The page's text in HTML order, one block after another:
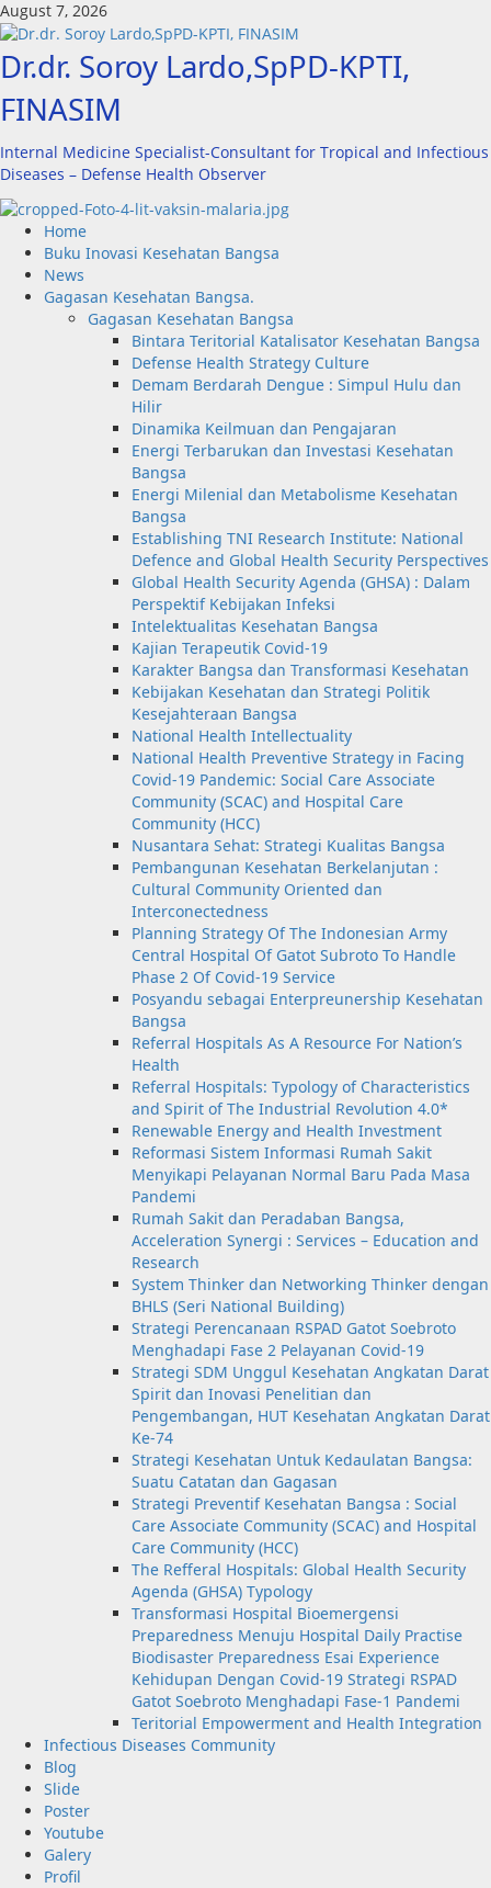
Skip
to
content
August 7, 2026
Dr.dr. Soroy Lardo,SpPD-KPTI,
FINASIM
Internal Medicine Specialist-Consultant for Tropical and Infectious
Diseases – Defense Health Observer
Primary
Menu
Home
Buku Inovasi Kesehatan Bangsa
News
Gagasan Kesehatan Bangsa.
Gagasan Kesehatan Bangsa
Bintara Teritorial Katalisator Kesehatan Bangsa
Defense Health Strategy Culture
Demam Berdarah Dengue : Simpul Hulu dan
Hilir
Dinamika Keilmuan dan Pengajaran
Energi Terbarukan dan Investasi Kesehatan
Bangsa
Energi Milenial dan Metabolisme Kesehatan
Bangsa
Establishing TNI Research Institute: National
Defence and Global Health Security Perspectives
Global Health Security Agenda (GHSA) : Dalam
Perspektif Kebijakan Infeksi
Intelektualitas Kesehatan Bangsa
Kajian Terapeutik Covid-19
Karakter Bangsa dan Transformasi Kesehatan
Kebijakan Kesehatan dan Strategi Politik
Kesejahteraan Bangsa
National Health Intellectuality
National Health Preventive Strategy in Facing
Covid-19 Pandemic: Social Care Associate
Community (SCAC) and Hospital Care
Community (HCC)
Nusantara Sehat: Strategi Kualitas Bangsa
Pembangunan Kesehatan Berkelanjutan :
Cultural Community Oriented dan
Interconectedness
Planning Strategy Of The Indonesian Army
Central Hospital Of Gatot Subroto To Handle
Phase 2 Of Covid-19 Service
Posyandu sebagai Enterpreunership Kesehatan
Bangsa
Referral Hospitals As A Resource For Nation’s
Health
Referral Hospitals: Typology of Characteristics
and Spirit of The Industrial Revolution 4.0*
Renewable Energy and Health Investment
Reformasi Sistem Informasi Rumah Sakit
Menyikapi Pelayanan Normal Baru Pada Masa
Pandemi
Rumah Sakit dan Peradaban Bangsa,
Acceleration Synergi : Services – Education and
Research
System Thinker dan Networking Thinker dengan
BHLS (Seri National Building)
Strategi Perencanaan RSPAD Gatot Soebroto
Menghadapi Fase 2 Pelayanan Covid-19
Strategi SDM Unggul Kesehatan Angkatan Darat
Spirit dan Inovasi Penelitian dan
Pengembangan, HUT Kesehatan Angkatan Darat
Ke-74
Strategi Kesehatan Untuk Kedaulatan Bangsa:
Suatu Catatan dan Gagasan
Strategi Preventif Kesehatan Bangsa : Social
Care Associate Community (SCAC) and Hospital
Care Community (HCC)
The Refferal Hospitals: Global Health Security
Agenda (GHSA) Typology
Transformasi Hospital Bioemergensi
Preparedness Menuju Hospital Daily Practise
Biodisaster Preparedness Esai Experience
Kehidupan Dengan Covid-19 Strategi RSPAD
Gatot Soebroto Menghadapi Fase-1 Pandemi
Teritorial Empowerment and Health Integration
Infectious Diseases Community
Blog
Slide
Poster
Youtube
Galery
Profil